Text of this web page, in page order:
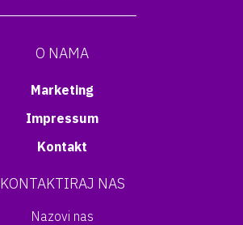
O NAMA
Marketing
Impressum
Kontakt
KONTAKTIRAJ NAS
Nazovi nas